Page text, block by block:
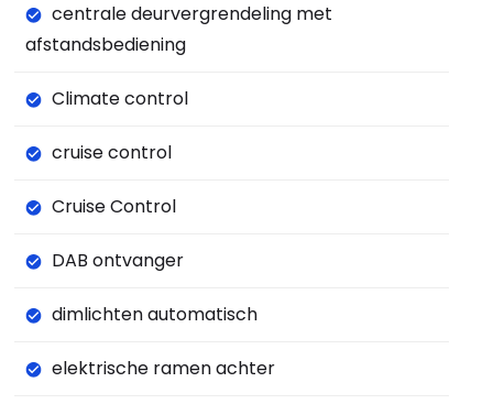
centrale deurvergrendeling met
afstandsbediening
Climate control
cruise control
Cruise Control
DAB ontvanger
dimlichten automatisch
elektrische ramen achter